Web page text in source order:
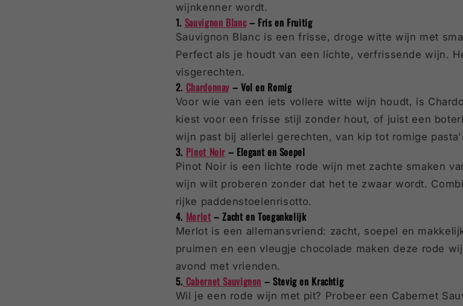
wijnkenner wordt.
1. Sauvignon Blanc– Fris en Fruitig
Sauvignon Blanc is een frisse, droge witte wijn met
Perfect als je houdt van een lichte, verfrissende wijn.
visgerechten.
2. Chardonnay – Vol en Romig
Voor wie van een iets vollere witte wijn houdt, is
kiest voor een frisse stijl zonder hout, of juist een
wijn past bij allerlei gerechten, van kip tot romige
3. Pinot Noir – Elegant en Soepel
Pinot Noir is een lichte rode wijn met zachte smaken
wijn wilt proberen zonder dat het te zwaar wordt.
rijke paddenstoelenrisotto.
4. Merlot – Zacht en Toegankelijk
Merlot is een allemansvriend: zacht, soepel en
pruimen en een vleugje chocolade maken deze rode
avond met vrienden.
5. Cabernet Sauvignon – Stevig en Krachtig
Wil je een rode wijn met pit? Probeer een Cabernet